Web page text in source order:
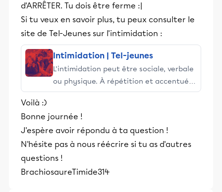
d'ARRÊTER. Tu dois être ferme :|
Si tu veux en savoir plus, tu peux consulter le
site de Tel-Jeunes sur l'intimidation :
Intimidation | Tel-jeunes
L'intimidation peut être sociale, verbale
ou physique. À répétition et accentuée
par le Web, elle va au-delà d'une simple
pesante pour le jeune qui en est
victime.
Voilà :)
Bonne journée !
J'espère avoir répondu à ta question !
N'hésite pas à nous réécrire si tu as d'autres
questions !
BrachiosaureTimide314